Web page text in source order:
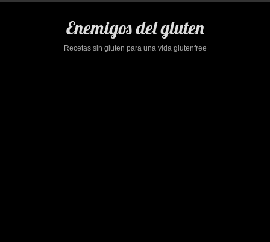
Saltar
Enemigos del gluten
Recetas sin gluten para una vida glutenfree